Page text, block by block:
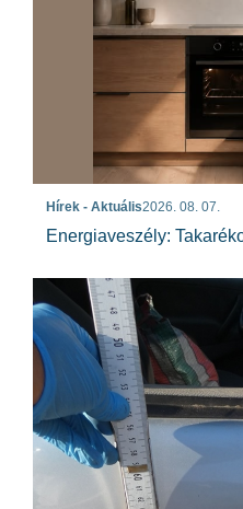
Hírek - Aktuális2026. 08. 07.
Energiaveszély: